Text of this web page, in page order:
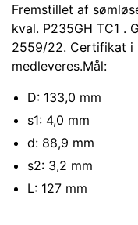
Fremstillet af
kval. P235GH TC1 .
2559/22. Certifikat i
medleveres.Mål:
D: 133,0 mm
s1: 4,0 mm
d: 88,9 mm
s2: 3,2 mm
L: 127 mm